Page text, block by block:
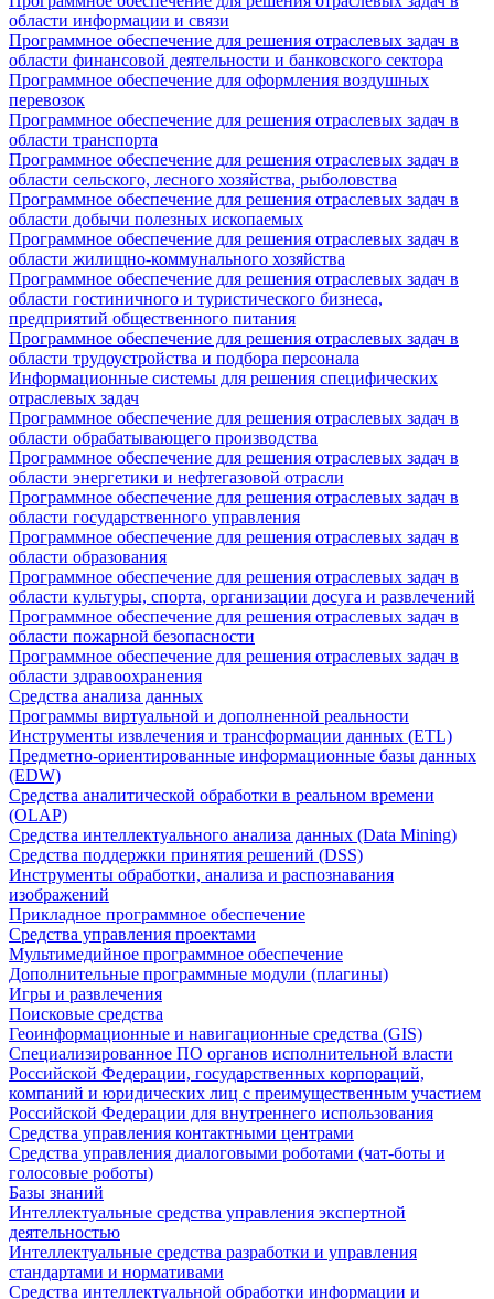
области информации и связи
Программное обеспечение для решения отраслевых задач в
области финансовой деятельности и банковского сектора
Программное обеспечение для оформления воздушных
перевозок
Программное обеспечение для решения отраслевых задач в
области транспорта
Программное обеспечение для решения отраслевых задач в
области сельского, лесного хозяйства, рыболовства
Программное обеспечение для решения отраслевых задач в
области добычи полезных ископаемых
Программное обеспечение для решения отраслевых задач в
области жилищно-коммунального хозяйства
Программное обеспечение для решения отраслевых задач в
области гостиничного и туристического бизнеса,
предприятий общественного питания
Программное обеспечение для решения отраслевых задач в
области трудоустройства и подбора персонала
Информационные системы для решения специфических
отраслевых задач
Программное обеспечение для решения отраслевых задач в
области обрабатывающего производства
Программное обеспечение для решения отраслевых задач в
области энергетики и нефтегазовой отрасли
Программное обеспечение для решения отраслевых задач в
области государственного управления
Программное обеспечение для решения отраслевых задач в
области образования
Программное обеспечение для решения отраслевых задач в
области культуры, спорта, организации досуга и развлечений
Программное обеспечение для решения отраслевых задач в
области пожарной безопасности
Программное обеспечение для решения отраслевых задач в
области здравоохранения
Средства анализа данных
Программы виртуальной и дополненной реальности
Инструменты извлечения и трансформации данных (ETL)
Предметно-ориентированные информационные базы данных
(EDW)
Средства аналитической обработки в реальном времени
(OLAP)
Средства интеллектуального анализа данных (Data Mining)
Средства поддержки принятия решений (DSS)
Инструменты обработки, анализа и распознавания
изображений
Прикладное программное обеспечение
Средства управления проектами
Мультимедийное программное обеспечение
Дополнительные программные модули (плагины)
Игры и развлечения
Поисковые средства
Геоинформационные и навигационные средства (GIS)
Специализированное ПО органов исполнительной власти
Российской Федерации, государственных корпораций,
компаний и юридических лиц с преимущественным участием
Российской Федерации для внутреннего использования
Средства управления контактными центрами
Средства управления диалоговыми роботами (чат-боты и
голосовые роботы)
Базы знаний
Интеллектуальные средства управления экспертной
деятельностью
Интеллектуальные средства разработки и управления
стандартами и нормативами
Средства интеллектуальной обработки информации и